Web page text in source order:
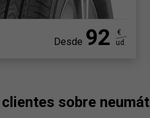
Desde 92
€
ud.
sobre